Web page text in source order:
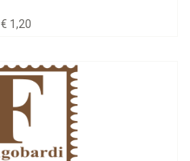
€ 1,20